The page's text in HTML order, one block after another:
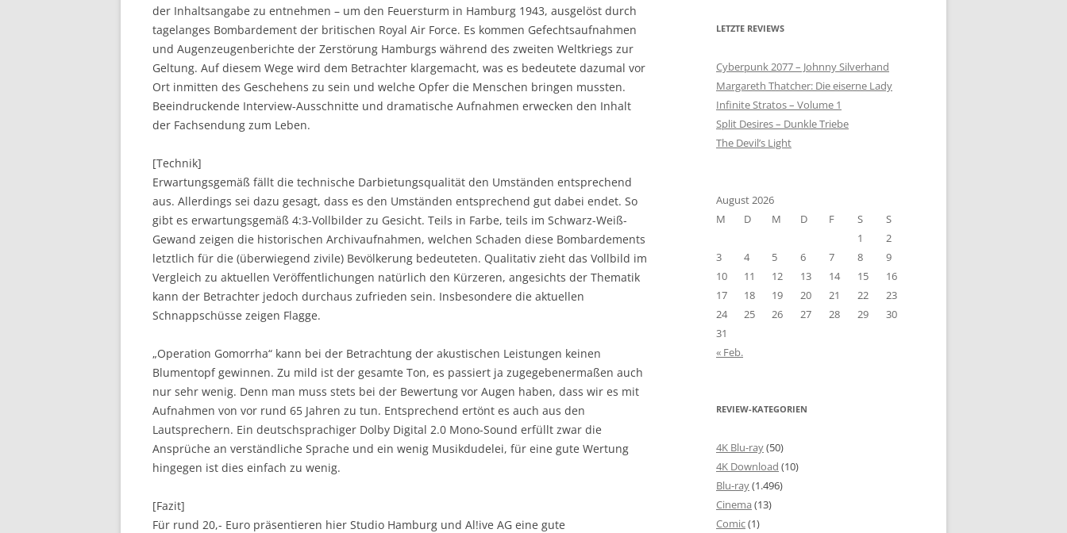
der Inhaltsangabe zu entnehmen – um den Feuersturm in Hamburg 1943, ausgelöst durch
tagelanges Bombardement der britischen Royal Air Force. Es kommen Gefechtsaufnahmen
und Augenzeugenberichte der Zerstörung Hamburgs während des zweiten Weltkriegs zur
Geltung. Auf diesem Wege wird dem Betrachter klargemacht, was es bedeutete dazumal vor
Ort inmitten des Geschehens zu sein und welche Opfer die Menschen bringen mussten.
Beeindruckende Interview-Ausschnitte und dramatische Aufnahmen erwecken den Inhalt
der Fachsendung zum Leben.
[Technik]
Erwartungsgemäß fällt die technische Darbietungsqualität den Umständen entsprechend
aus. Allerdings sei dazu gesagt, dass es den Umständen entsprechend gut dabei endet. So
gibt es erwartungsgemäß 4:3-Vollbilder zu Gesicht. Teils in Farbe, teils im Schwarz-Weiß-
Gewand zeigen die historischen Archivaufnahmen, welchen Schaden diese Bombardements
letztlich für die (überwiegend zivile) Bevölkerung bedeuteten. Qualitativ zieht das Vollbild im
Vergleich zu aktuellen Veröffentlichungen natürlich den Kürzeren, angesichts der Thematik
kann der Betrachter jedoch durchaus zufrieden sein. Insbesondere die aktuellen
Schnappschüsse zeigen Flagge.
„Operation Gomorrha“ kann bei der Betrachtung der akustischen Leistungen keinen
Blumentopf gewinnen. Zu mild ist der gesamte Ton, es passiert ja zugegebenermaßen auch
nur sehr wenig. Denn man muss stets bei der Bewertung vor Augen haben, dass wir es mit
Aufnahmen von vor rund 65 Jahren zu tun. Entsprechend ertönt es auch aus den
Lautsprechern. Ein deutschsprachiger Dolby Digital 2.0 Mono-Sound erfüllt zwar die
Ansprüche an verständliche Sprache und ein wenig Musikdudelei, für eine gute Wertung
hingegen ist dies einfach zu wenig.
[Fazit]
Für rund 20,- Euro präsentieren hier Studio Hamburg und Al!ive AG eine gute
LETZTE REVIEWS
Cyberpunk 2077 – Johnny Silverhand
Margareth Thatcher: Die eiserne Lady
Infinite Stratos – Volume 1
Split Desires – Dunkle Triebe
The Devil’s Light
August 2026
M
D M D F S
S
1
2
3
4 5 6 7 8
9
10
11 12 13 14 15
16
17
18 19 20 21 22
23
24
25 26 27 28 29
30
31
« Feb.
REVIEW-KATEGORIEN
4K Blu-ray(50)
4K Download (10)
Blu-ray(1.496)
Cinema (13)
Comic(1)